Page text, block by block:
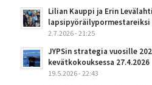
Lilian Kauppi ja Erin
lapsipyöräilypormestareiksi
2.7.2026 - 21:25
JYPSin strategia vuosille
kevätkokouksessa 27.4.2026
19.5.2026 - 22:43